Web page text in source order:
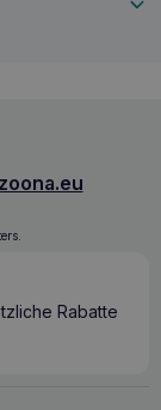
Hinter der
die ihr
Ihrem
Rabatte